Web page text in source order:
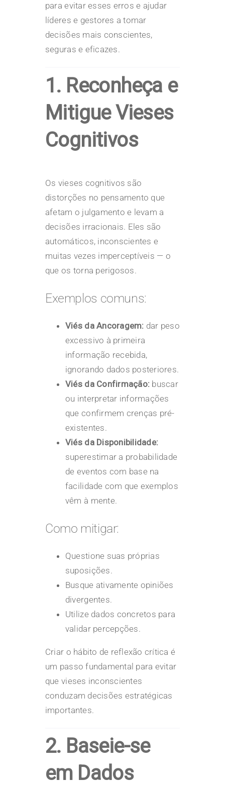
para evitar esses erros e ajudar
líderes e gestores a tomar
decisões mais conscientes,
seguras e eficazes.
1. Reconheça e
Mitigue Vieses
Cognitivos
Os vieses cognitivos são
distorções no pensamento que
afetam o julgamento e levam a
decisões irracionais. Eles são
automáticos, inconscientes e
muitas vezes imperceptíveis — o
que os torna perigosos.
Exemplos comuns:
Viés da Ancoragem: dar peso
excessivo à primeira
informação recebida,
ignorando dados posteriores.
Viés da Confirmação: buscar
ou interpretar informações
que confirmem crenças pré-
existentes.
Viés da Disponibilidade:
superestimar a probabilidade
de eventos com base na
facilidade com que exemplos
vêm à mente.
Como mitigar:
Questione suas próprias
suposições.
Busque ativamente opiniões
divergentes.
Utilize dados concretos para
validar percepções.
Criar o hábito de reflexão crítica é
um passo fundamental para evitar
que vieses inconscientes
conduzam decisões estratégicas
importantes.
2. Baseie-se
em Dados